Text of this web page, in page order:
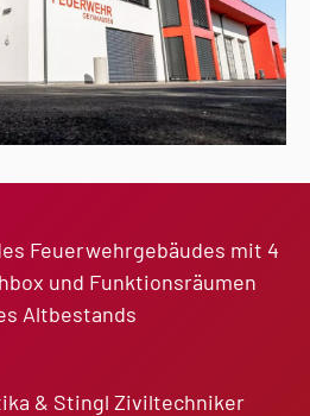
Feuerwehrgebäudes mit 4
und Funktionsräumen
Altbestands
& Stingl Ziviltechniker